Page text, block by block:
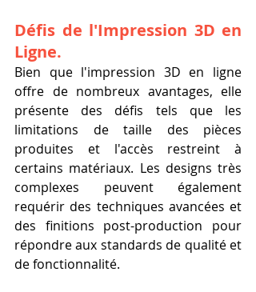
Défis de l'Impression 3D en
Ligne.
Bien que l'impression 3D en ligne
offre de nombreux avantages, elle
présente des défis tels que les
limitations de taille des pièces
produites et l'accès restreint à
certains matériaux. Les designs très
complexes peuvent également
requérir des techniques avancées et
des finitions post-production pour
répondre aux standards de qualité et
de fonctionnalité.